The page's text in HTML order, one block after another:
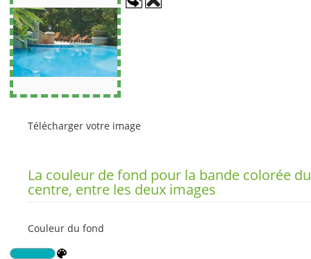
Télécharger votre image
La couleur de fond pour la bande colorée du
centre, entre les deux images
Couleur du fond